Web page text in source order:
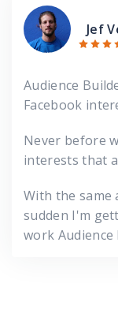
Jef
Audience
Facebook
Never before
interests that
With the same
sudden I'm
work